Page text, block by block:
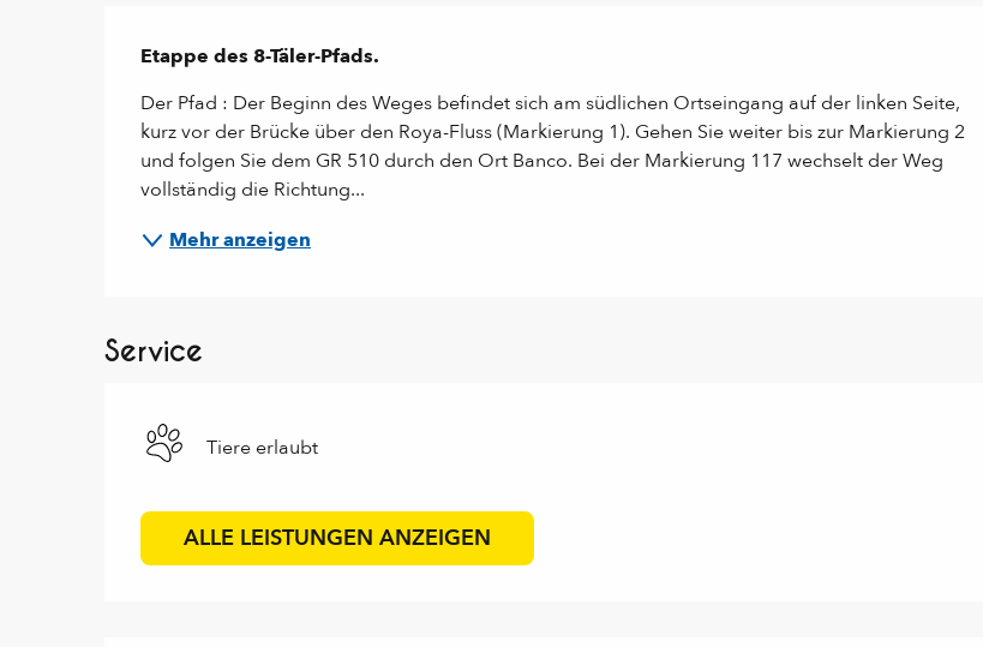
Beschreibung
Etappe des 8-Täler-Pfads.
Der Pfad : Der Beginn des Weges befindet sich am südlichen Ortseingang auf der linken Seite,
kurz vor der Brücke über den Roya-Fluss (Markierung 1). Gehen Sie weiter bis zur Markierung 2
und folgen Sie dem GR 510 durch den Ort Banco. Bei der Markierung 117 wechselt der Weg
vollständig die Richtung...
Mehr anzeigen
Service
Tiere erlaubt
ALLE LEISTUNGEN ANZEIGEN